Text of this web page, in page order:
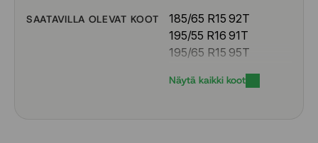
SAATAVILLA OLEVAT KOOT
185/65 R15 92T
195/55 R16 91T
195/65 R15 95T
205/55 R16 94T
Näytä kaikki koot